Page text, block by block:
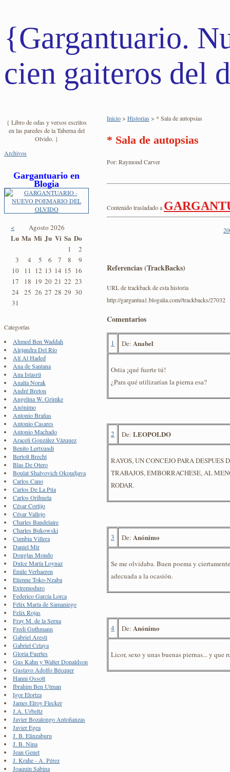
{Gargantuario.
cien gaiteros del
{ Libro de odas y versos escritos
en las paredes de la Taberna del
Olvido. }
Archivos
Gargantuario en
Blogia
< Agosto 2026
Lu Ma Mi Ju Vi Sa Do
1
2
3
4 5 6 7 8
9
10
11 12 13 14 15 16
17
18 19 20 21 22 23
24
25 26 27 28 29 30
31
Categorías
Ahmed Ben Waddah
Alejandra Del Río
Alí Al Haded
Ana de Santana
Ana Istasrú
Analía Norak
André Breton
Angelina W. Grimke
Anónimo
Antonio Brañas
Antonio Casares
Antonio Machado
Araceli González Vázquez
Benito Lertxundi
Bertolt Brecht
Blas De Otero
Boulat Shalvovich Okoudjava
Carlos Cano
Carlos De La Púa
Carlos Orihuela
César Cortijo
César Vallejo
Charles Baudelaire
Charles Bukowski
Cumbia Villera
Daniel Mir
Douglas Mondo
Dulce María Loynaz
Émile Verhaeren
Etienne Toko-Nzaba
Extremoduro
Federico García Lorca
Félix María de Samaniego
Felix Rojas
Fray M. de la Serna
Fredi Guthmann
Gabriel Aresti
Gabriel Celaya
Gloria Fuertes
Gus Kahn y Walter Donaldson
Gustavo Adolfo Bécquer
Hanni Ossott
Ibrahim Ben Utman
Igor Elortza
James Elroy Flecker
J.A. Urbeltz
Javier Bozalongo Antoñanzas
Javier Egea
J. B. Elinzaburu
J. B. Nina
Jean Genet
J. Krahe - A. Pérez
Joaquin Sabina
Inicio> Historias > * Sala de autopsias
* Sala de autopsias
Por: Raymond Carver
Contenido trasladado a
Referencias (TrackBacks)
URL de trackback de esta historia
http://gargantua1.blogalia.com//trackbacks/27032
Comentarios
1 De: Anabel
Ostia ¡qué fuerte tú!
¿Para qué utilizarían la pierna esa?
2 De: LEOPOLDO
RAYOS, UN CONCEJO PARA DESPUES
TRABAJOS, EMBORRACHESE, AL
RODAR.
3 De: Anónimo
Se me olvidaba. Buen poema y
adecuada a la ocasión.
4 De: Anónimo
Licor, sexo y unas buenas piernas... y que